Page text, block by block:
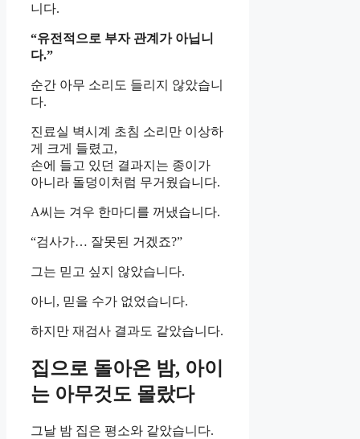
니다.
“유전적으로 부자 관계가 아닙니
다.”
순간 아무 소리도 들리지 않았습니
다.
진료실 벽시계 초침 소리만 이상하
게 크게 들렸고,
손에 들고 있던 결과지는 종이가
아니라 돌덩이처럼 무거웠습니다.
A씨는 겨우 한마디를 꺼냈습니다.
“검사가… 잘못된 거겠죠?”
그는 믿고 싶지 않았습니다.
아니, 믿을 수가 없었습니다.
하지만 재검사 결과도 같았습니다.
집으로 돌아온 밤, 아이
는 아무것도 몰랐다
그날 밤 집은 평소와 같았습니다.